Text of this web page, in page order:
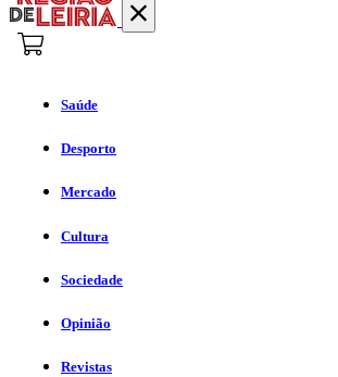
Saúde
Desporto
Mercado
Cultura
Sociedade
Opinião
Revistas